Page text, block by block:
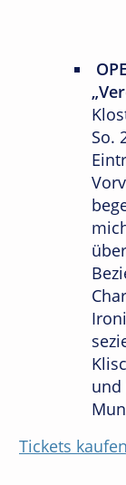
So.
und
Tickets kaufen